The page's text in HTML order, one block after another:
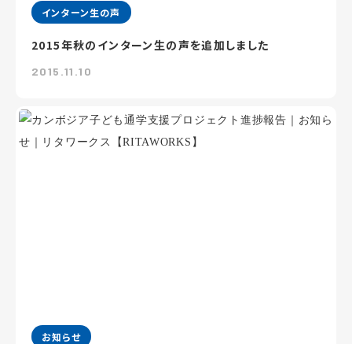
インターン生の声
2015年秋のインターン生の声を追加しました
2015.11.10
お知らせ